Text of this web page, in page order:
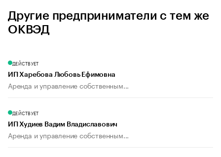
Другие предприниматели с тем же
ОКВЭД
ДЕЙСТВУЕТ
ИП Харебова Любовь Ефимовна
Аренда и управление собственным...
ДЕЙСТВУЕТ
ИП Худиев Вадим Владиславович
Аренда и управление собственным...